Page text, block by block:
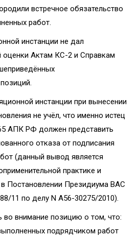
встречное обязательство
работ.
инстанции не дал
Актам КС-2 и Справкам
инстанции при вынесении
не учёл, что именно истец
АПК РФ должен представить
отказа от подписания
(данный вывод является
практике и
Постановлении Президиума ВАС
11 по делу N А56-30275/2010).
во внимание позицию о том, что:
подрядчиком работ